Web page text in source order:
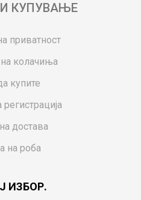
КУПУВАЊЕ
приватност
колачиња
купите
регистрација
достава
на роба
ИЗБОР.